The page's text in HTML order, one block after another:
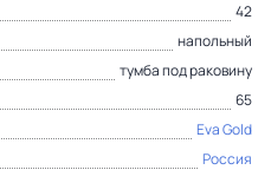
42
напольный
тумба под раковину
65
Eva Gold
Россия